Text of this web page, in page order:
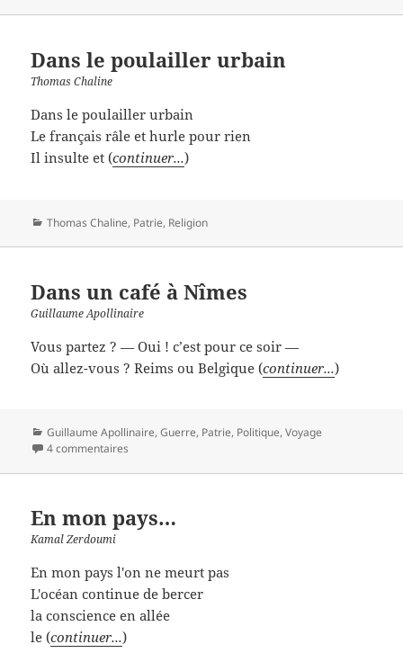
Dans le poulailler urbain
Thomas Chaline
Dans le poulailler urbain
Le français râle et hurle pour rien
Il insulte et (continuer...)
Catégories
Thomas Chaline, Patrie, Religion
Dans un café à Nîmes
Guillaume Apollinaire
Vous partez ? — Oui ! c’est pour ce soir —
Où allez-vous ? Reims ou Belgique (continuer...)
Catégories
Guillaume Apollinaire,Guerre, Patrie, Politique,Voyage
4 commentaires
En mon pays…
Kamal Zerdoumi
En mon pays l'on ne meurt pas
L'océan continue de bercer
la conscience en allée
le (continuer...)